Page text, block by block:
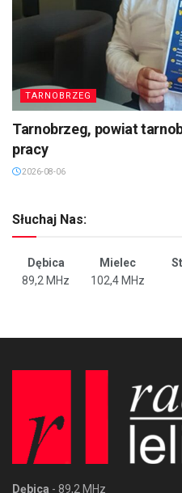
TARNOBRZEG
Tarnobrzeg, powiat
pracy
2026-08-06
Słuchaj Nas:
Dębica Mielec
89,2 MHz
102,4 MHz
Dębica - 89,2 MHz